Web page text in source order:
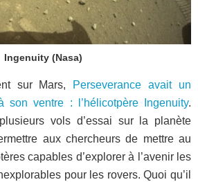
Ingenuity (Nasa)
sur Mars,
Perseverance avait un
son ventre : l’hélicotpère Ingenuity.
vols d’essai sur la planète
aux chercheurs de mettre au
capables d’explorer à l’avenir les
pour les rovers. Quoi qu’il